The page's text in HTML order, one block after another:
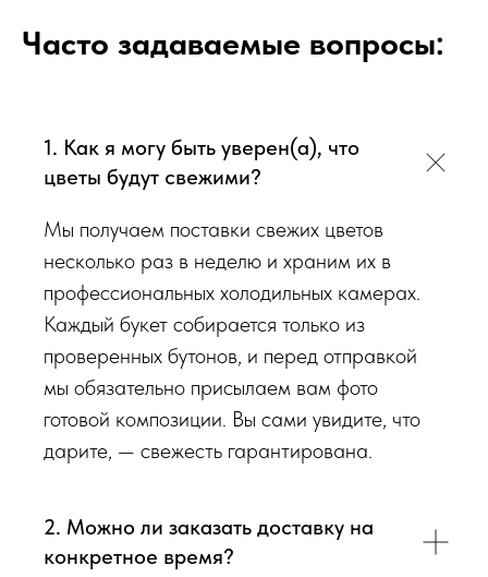
К каждому букету мы прикладываем правила по уходу за
Мы подходим к каждой доставке цветов индивидуально
исходя из ассортимента свежих цветов, которые есть в
определенный букет - Вы передаете нам ваши пожелания по
виду букета (Приблизительному размеру букета, цветовой
гаммы, формату), после заказа с Вами сразу свяжется наш
администратор для уточнения деталей заказа.
Перед тем как отправить букет на доставку мы
обязательно пришлем Вам на согласование фото и
флорист собрал для Вас.
Часто задаваемые вопросы:
1. Как я могу быть уверен(а), что
цветы будут свежими?
Мы получаем поставки свежих цветов
несколько раз в неделю и храним их в
профессиональных холодильных камерах.
Каждый букет собирается только из
проверенных бутонов, и перед отправкой
мы обязательно присылаем вам фото
готовой композиции. Вы сами увидите, что
дарите, — свежесть гарантирована.
2. Можно ли заказать доставку на
конкретное время?